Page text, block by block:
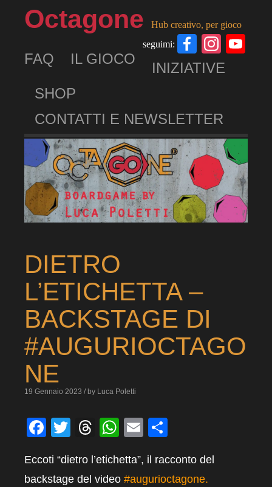
Octagone
Hub creativo, per gioco
seguimi:
Facebook
FAQ IL GIOCO
INIZIATIVE
SHOP
CONTATTI E NEWSLETTER
DIETRO
L’ETICHETTA –
BACKSTAGE DI
#AUGURIOCTAGO
NE
19 Gennaio 2023 / by Luca Poletti
Facebook
Twitter
Threads
WhatsApp
Email
Eccoti “dietro l’etichetta”, il racconto del
backstage del video #augurioctagone.